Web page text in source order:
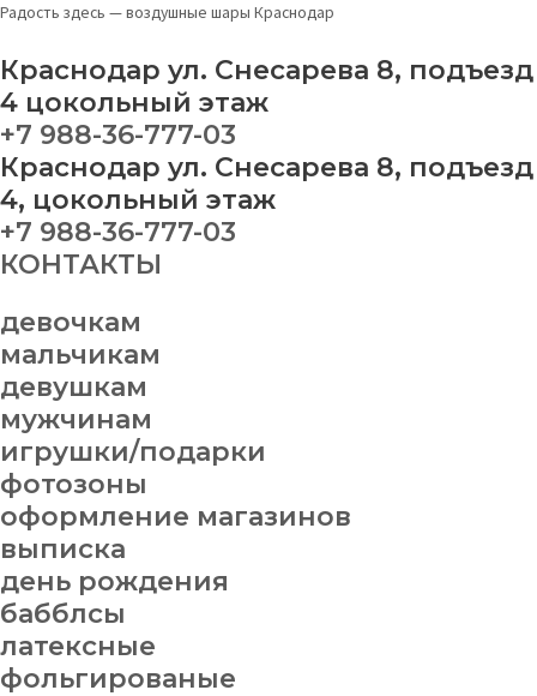
Перейти
содержимому
Радость здесь — воздушные шары Краснодар
Краснодар ул. Снесарева 8, подъезд
4 цокольный этаж
+7 988-36-777-03
Краснодар ул. Снесарева 8, подъезд
4, цокольный этаж
+7 988-36-777-03
КОНТАКТЫ
девочкам
мальчикам
девушкам
мужчинам
игрушки/подарки
фотозоны
оформление магазинов
выписка
день рождения
бабблсы
латексные
фольгированые